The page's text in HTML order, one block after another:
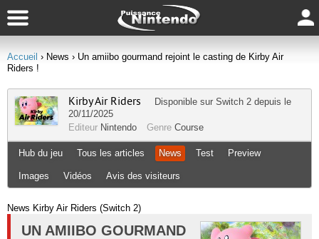
Accueil › News › Un amiibo gourmand rejoint le casting de Kirby Air
Riders !
Kirby Air Riders Disponible sur Switch 2 depuis le
20/11/2025
Editeur Nintendo Genre Course
Hub du jeu Tous les articles News Test Preview
Images Vidéos Avis des visiteurs
News Kirby Air Riders (Switch 2)
UN AMIIBO GOURMAND